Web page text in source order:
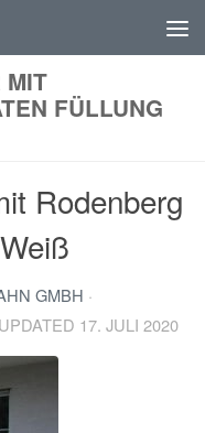
MIT
FÜLLUNG
Rodenberg
GMBH ·
17. JULI 2020